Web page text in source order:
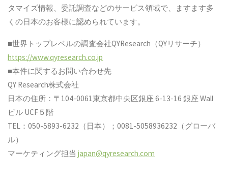
タマイズ情報、委託調査などのサービス領域で、ますます多
くの日本のお客様に認められています。
■世界トップレベルの調査会社QYResearch（QYリサーチ）
https://www.qyresearch.co.jp
■本件に関するお問い合わせ先
QY Research株式会社
日本の住所：〒104-0061東京都中央区銀座 6-13-16 銀座 Wall
ビル UCF５階
TEL：050-5893-6232（日本）；0081-5058936232（グローバ
ル）
マーケティング担当japan@qyresearch.com